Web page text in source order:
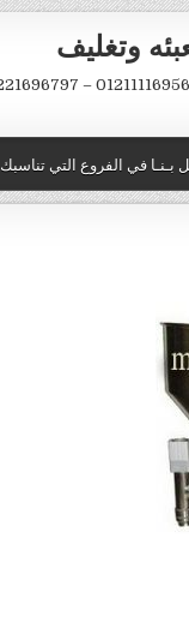
وتغليف
بـنـا في الفروع التي تناسبك